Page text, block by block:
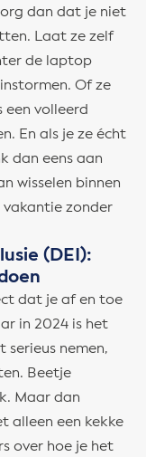
dan dat je niet
Laat ze zelf
de laptop
Of ze
een volleerd
En als je ze écht
dan eens aan
wisselen binnen
vakantie zonder
(DEI):
dat je af en toe
in 2024 is het
serieus nemen,
Beetje
Maar dan
alleen een kekke
over hoe je het